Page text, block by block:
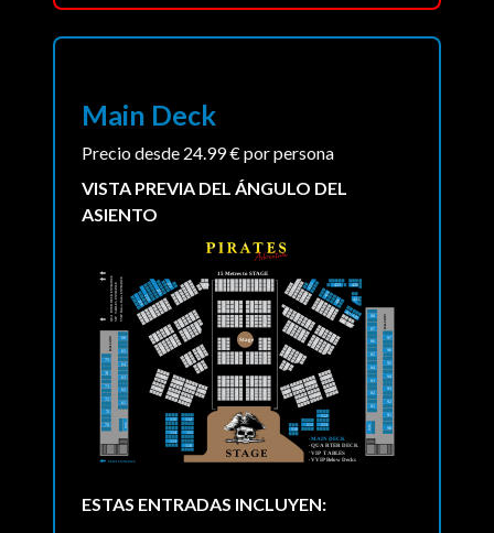
Main Deck
Precio desde 24.99 € por persona
VISTA PREVIA DEL ÁNGULO DEL
ASIENTO
ESTAS ENTRADAS INCLUYEN: